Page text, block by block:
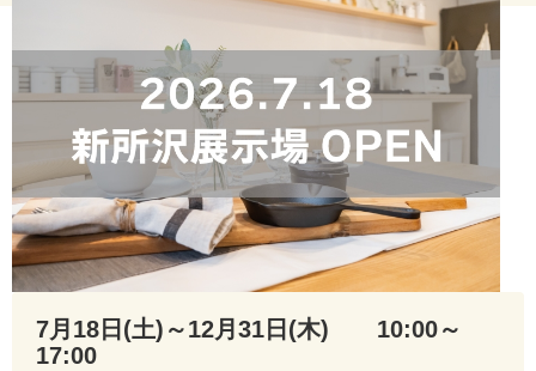
7月18日(土)～12月31日(木) 10:00～
17:00